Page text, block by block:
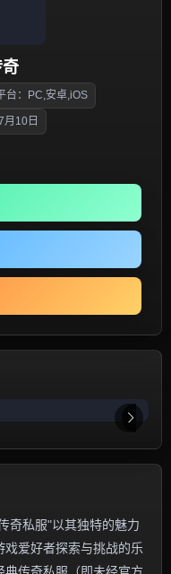
台：PC,安卓,iOS
月10日
奇私服"以其独特的魅力
爱好者探索与挑战的乐